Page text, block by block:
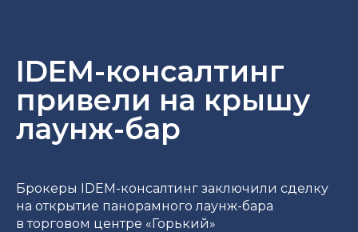
IDEM-консалтинг
привели на крышу
лаунж-бар
Брокеры IDEM-консалтинг заключили сделку
на открытие панорамного лаунж-бара
в торговом центре «Горький»